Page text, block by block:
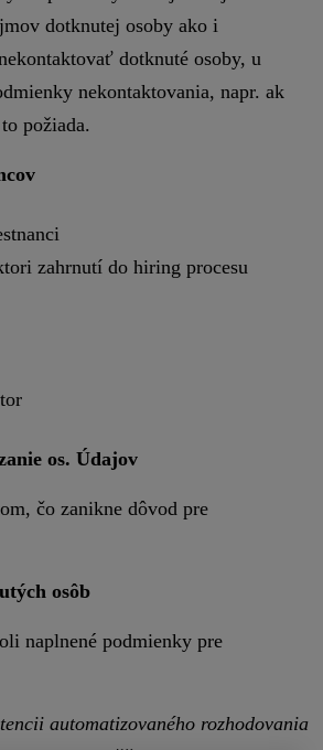
dotknutej osoby ako i
dotknuté osoby, u
nekontaktovania, napr. ak
požiada.
zahrnutí do hiring procesu
os. Údajov
čo zanikne dôvod pre
osôb
naplnené podmienky pre
automatizovaného rozhodovania